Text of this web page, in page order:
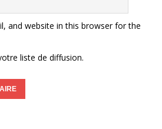
and website in this browser for the
liste de diffusion.